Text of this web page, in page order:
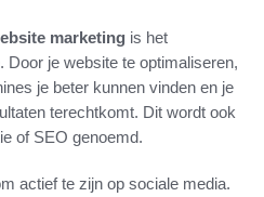
marketing is het
Door je website te optimaliseren,
je beter kunnen vinden en je
terechtkomt. Dit wordt ook
of SEO genoemd.
actief te zijn op sociale media.